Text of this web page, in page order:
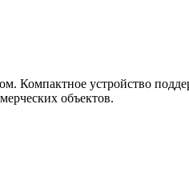
Компактное устройство
объектов.